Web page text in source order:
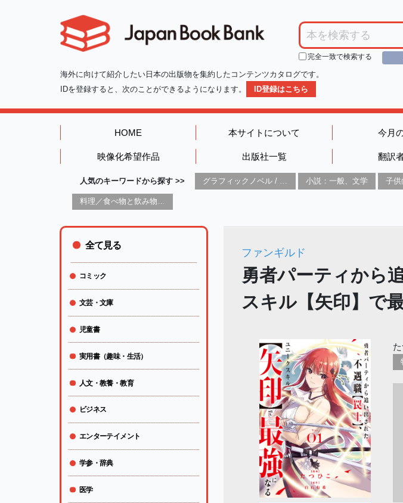
完全一致で検索する
海外に向けて紹介したい日本の出版物を集約したコンテンツカタログです。
IDを登録すると、次のことができるようになります。
ID登録はこちら
HOME 本サイトについて 今月
映像化希望作品 出版社一覧 翻訳
人気のキーワードから探す >> 小説：一般、文学 子供
料理／食べ物と飲み物／食に関する記述
ファンギルド
勇者パーティから
スキル【矢印】で
全て見る
コミック
文芸・文庫
児童書
実用書（趣味・生活）
人文・教養・教育
ビジネス
エンターテイメント
学参・辞典
医学